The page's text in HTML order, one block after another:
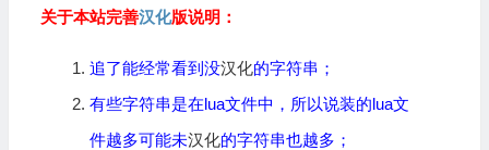
关于本站完善汉化版说明：
追了能经常看到没汉化的字符串；
有些字符串是在lua文件中，所以说装的lua文
件越多可能未汉化的字符串也越多；